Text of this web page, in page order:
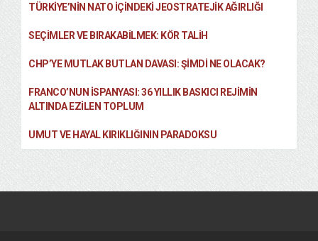
TÜRKIYE’NIN NATO İÇINDEKI JEOSTRATEJIK AĞIRLIĞI
SEÇIMLER VE BIRAKABILMEK: KÖR TALIH
CHP’YE MUTLAK BUTLAN DAVASI: ŞİMDİ NE OLACAK?
FRANCO’NUN İSPANYASI: 36 YILLIK BASKICI REJIMIN
ALTINDA EZILEN TOPLUM
UMUT VE HAYAL KIRIKLIĞININ PARADOKSU